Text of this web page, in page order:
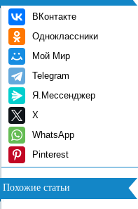
ВКонтакте
Одноклассники
Мой Мир
Telegram
Я.Мессенджер
X
WhatsApp
Pinterest
Похожие статьи